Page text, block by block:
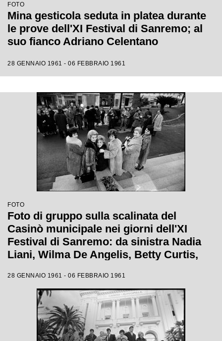
FOTO
Mina gesticola seduta in platea durante
le prove dell'XI Festival di Sanremo; al
suo fianco Adriano Celentano
28 GENNAIO 1961 - 06 FEBBRAIO 1961
FOTO
Foto di gruppo sulla scalinata del
Casinò municipale nei giorni dell'XI
Festival di Sanremo: da sinistra Nadia
Liani, Wilma De Angelis, Betty Curtis,
Mazzetti
28 GENNAIO 1961 - 06 FEBBRAIO 1961